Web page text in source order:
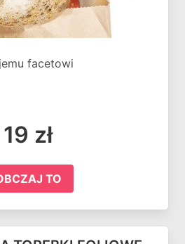
facetowi
19 zł
TO